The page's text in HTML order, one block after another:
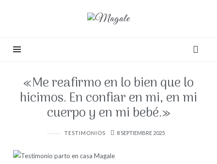
Magale
«Me reafirmo en lo bien que lo
hicimos. En confiar en mi, en mi
cuerpo y en mi bebé.»
TESTIMONIOS 8 SEPTIEMBRE 2025